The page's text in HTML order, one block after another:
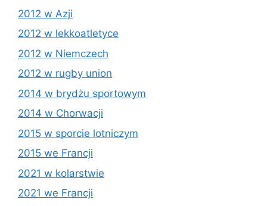
2012 w Azji
2012 w lekkoatletyce
2012 w Niemczech
2012 w rugby union
2014 w brydżu sportowym
2014 w Chorwacji
2015 w sporcie lotniczym
2015 we Francji
2021 w kolarstwie
2021 we Francji